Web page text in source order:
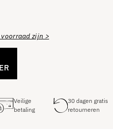
zijn >
Veilige
betaling
30 dagen gratis
retourneren